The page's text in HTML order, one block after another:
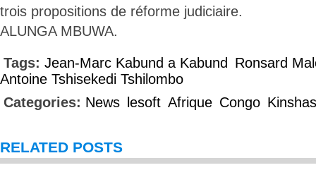
trois propositions de réforme judiciaire.
ALUNGA MBUWA.
Tags: Jean-Marc Kabund a Kabund
Ronsard
Antoine Tshisekedi Tshilombo
Categories: News lesoft Afrique Congo
RELATED POSTS